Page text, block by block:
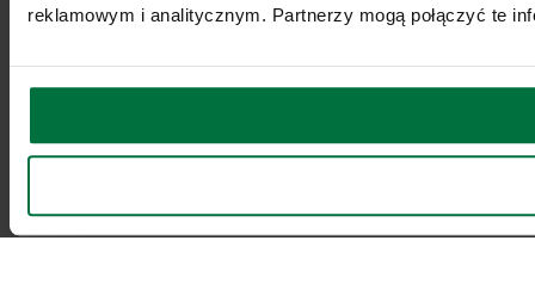
reklamowym i analitycznym. Partnerzy mogą połączyć te